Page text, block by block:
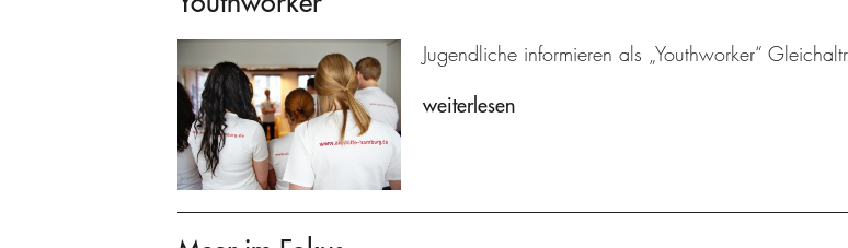
Jugendliche informieren als „Youthworker“
weiterlesen